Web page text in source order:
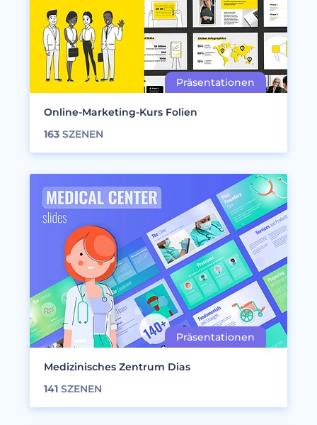
Online-Marketing-Kurs Folien
163 SZENEN
Medizinisches Zentrum Dias
141 SZENEN